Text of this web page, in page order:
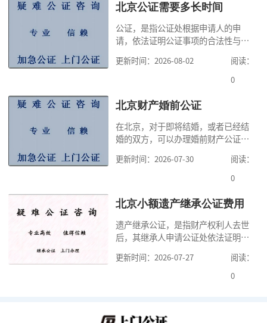
北京公证需要多长时间
公证，是指公证处根据申请人的申
请，依法证明公证事项的合法性与真
高公证事项的效力，固定证据，但是
很多人不知道在北京办理公证需要多
家，办理公证的时候除了需要按照公
道北京公证需要什么材料,北京公证需
要多少钱？北京公
更新时间：2026-08-02
阅读：
0
北京财产婚前公证
在北京，对于即将结婚，或者已经结
婚的双方，可以办理婚前财产公证，
式，可以避免个人财产引发的纠纷，
但是，在北京办理婚前财产公证，除
料外，公证咨询告诉大家，我们有必
京婚前财产公证机构？了解这些不仅
有利于我们根
更新时间：2026-07-30
阅读：
0
北京小额遗产继承公证费用
遗产继承公证，是指财产权利人去世
后，其继承人申请公证处依法证明继
的证明活动。通过公证，继承人可以
拿着享有继承权的公证书办理遗产过
更新时间：2026-07-27
阅读：
0